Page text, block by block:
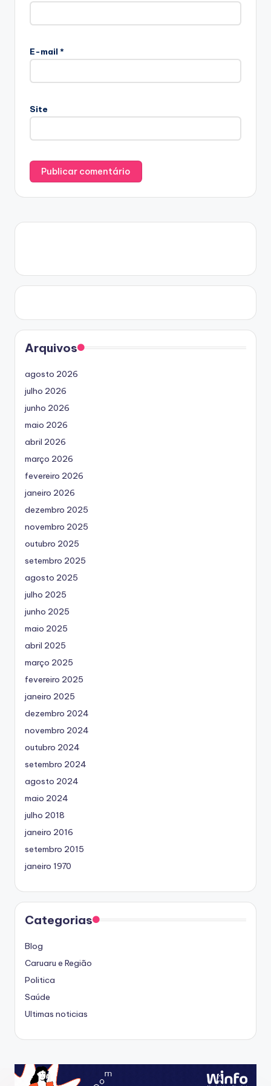
E-mail *
Site
Arquivos
agosto 2026
julho 2026
junho 2026
maio 2026
abril 2026
março 2026
fevereiro 2026
janeiro 2026
dezembro 2025
novembro 2025
outubro 2025
setembro 2025
agosto 2025
julho 2025
junho 2025
maio 2025
abril 2025
março 2025
fevereiro 2025
janeiro 2025
dezembro 2024
novembro 2024
outubro 2024
setembro 2024
agosto 2024
maio 2024
julho 2018
janeiro 2016
setembro 2015
janeiro 1970
Categorias
Blog
Caruaru e Região
Politica
Saúde
Ultimas noticias